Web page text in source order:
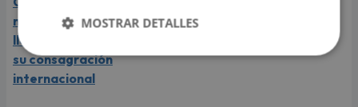
momento de su carrera y
llega a Lima en el año de
su consagración
internacional
MOSTRAR DETALLES